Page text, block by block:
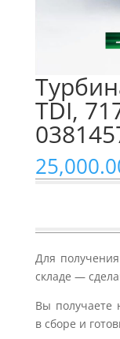
TDI,
Для
складе —
Вы получаете
в сборе и